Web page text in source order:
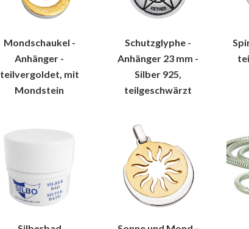
Mondschaukel -
Anhänger -
teilvergoldet, mit
Mondstein
Schutzglyphe -
Anhänger 23 mm -
Silber 925,
teilgeschwärzt